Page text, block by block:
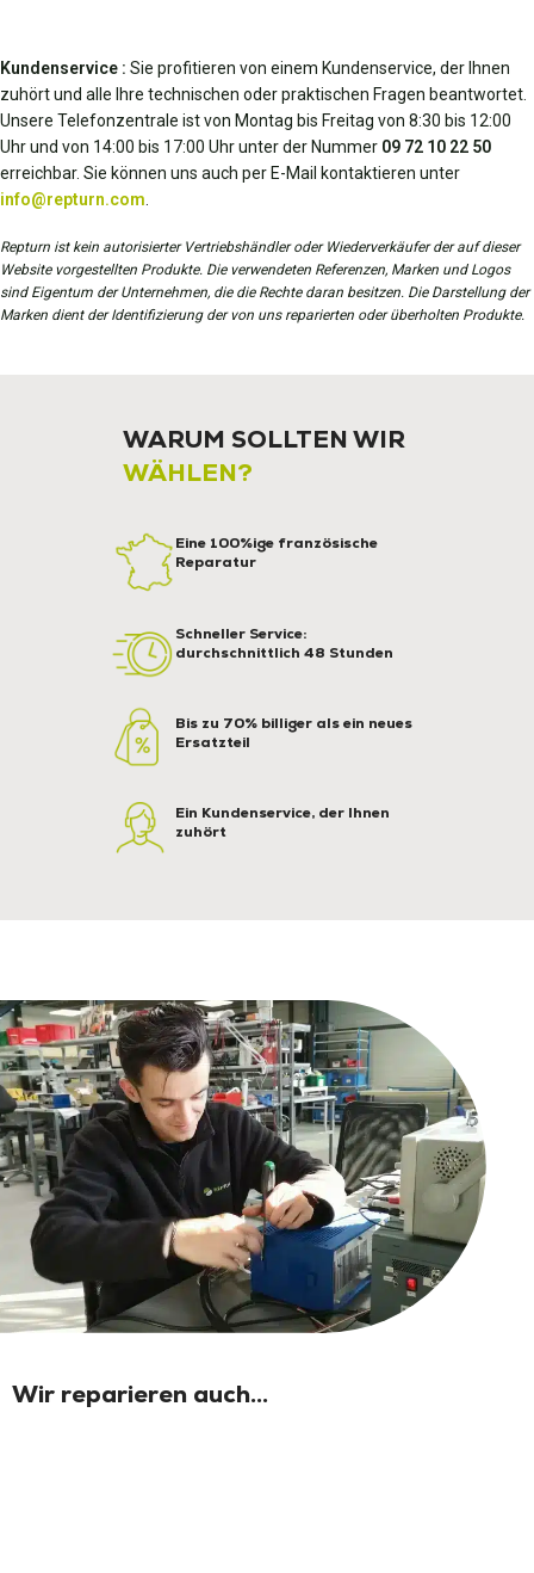
Kundenservice : Sie profitieren von einem Kundenservice, der Ihnen
zuhört und alle Ihre technischen oder praktischen Fragen beantwortet.
Unsere Telefonzentrale ist von Montag bis Freitag von 8:30 bis 12:00
Uhr und von 14:00 bis 17:00 Uhr unter der Nummer 09 72 10 22 50
erreichbar. Sie können uns auch per E-Mail kontaktieren unter
info@repturn.com
Repturn ist kein autorisierter Vertriebshändler oder Wiederverkäufer der auf dieser
Website vorgestellten Produkte. Die verwendeten Referenzen, Marken und Logos
sind Eigentum der Unternehmen, die die Rechte daran besitzen. Die Darstellung der
Marken dient der Identifizierung der von uns reparierten oder überholten Produkte.
WARUM SOLLTEN WIR
WÄHLEN?
Eine 100%ige französische
Reparatur
Schneller Service:
durchschnittlich 48 Stunden
Bis zu 70% billiger als ein neues
Ersatzteil
Ein Kundenservice, der Ihnen
zuhört
Wir reparieren auch...